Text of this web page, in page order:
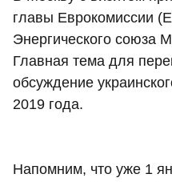
главы Еврокомиссии
Энергического союза
Главная тема для
обсуждение
2019 года.
Напомним, что уже 1